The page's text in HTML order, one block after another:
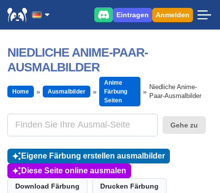
Eintragen Anmelden
NIEDLICHE ANIME-PAAR-
AUSMALBILDER
Home Ausmalbilder
Anime
Färbung
Seiten
Niedliche Anime-
Paar-Ausmalbilder
Gehe zu
Eigene Färbung erstellen ausmalbilder
Diese Seite online ausmalen
Download Färbung Drucken Färbung